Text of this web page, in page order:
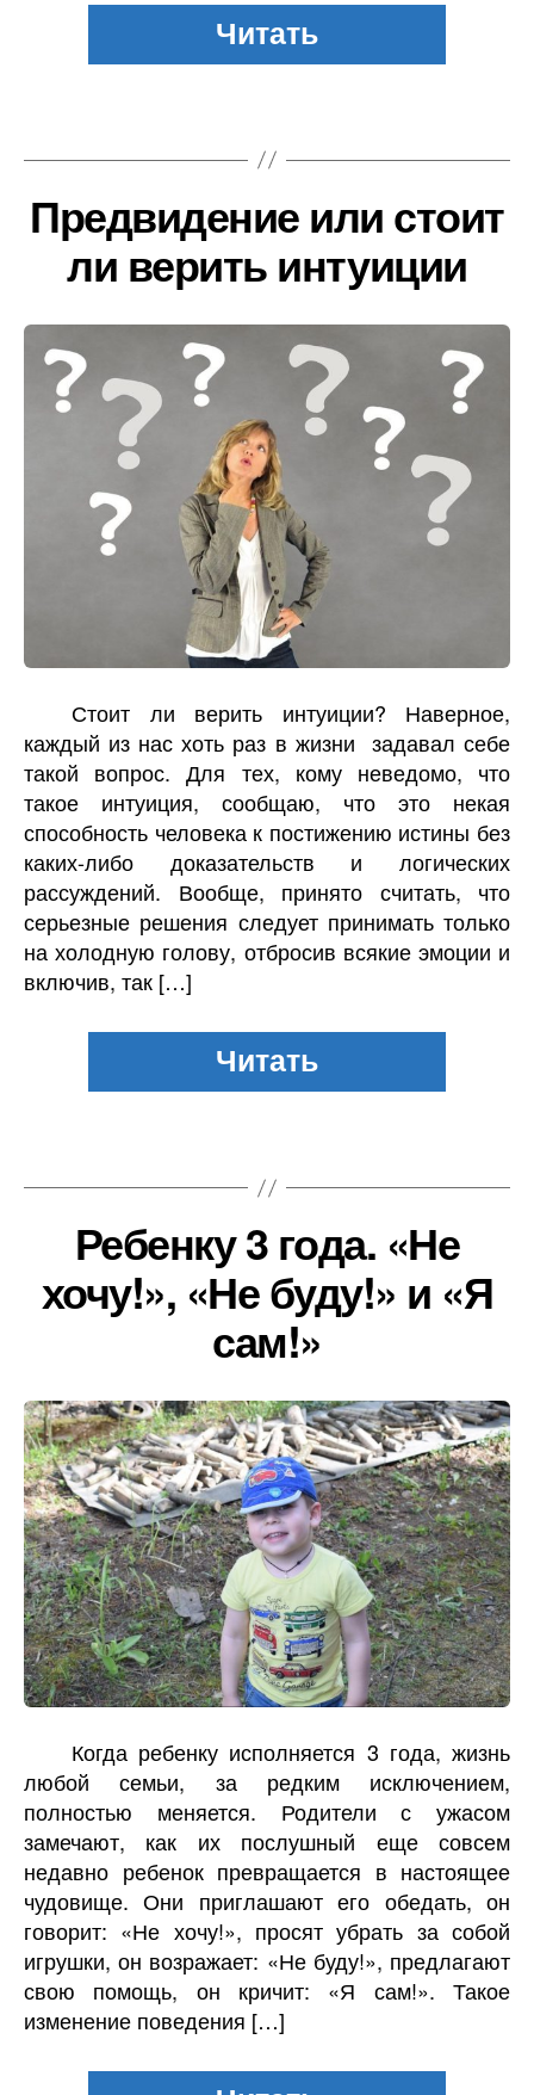
Предвидение или стоит
ли верить интуиции
Стоит ли верить интуиции? Наверное,
каждый из нас хоть раз в жизни задавал себе
такой вопрос. Для тех, кому неведомо, что
такое интуиция, сообщаю, что это некая
способность человека к постижению истины без
каких-либо доказательств и логических
рассуждений. Вообще, принято считать, что
серьезные решения следует принимать только
на холодную голову, отбросив всякие эмоции и
включив, так […]
Ребенку 3 года. «Не
хочу!», «Не буду!» и «Я
сам!»
Когда ребенку исполняется 3 года, жизнь
любой семьи, за редким исключением,
полностью меняется. Родители с ужасом
замечают, как их послушный еще совсем
недавно ребенок превращается в настоящее
чудовище. Они приглашают его обедать, он
говорит: «Не хочу!», просят убрать за собой
игрушки, он возражает: «Не буду!», предлагают
свою помощь, он кричит: «Я сам!». Такое
изменение поведения […]